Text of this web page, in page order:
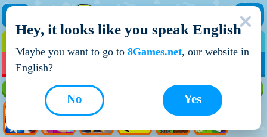
НОВІ ІГРИ
Hey, it looks like you speak English
Maybe you want to go to 8Games.net, our website in
English?
Yes
No